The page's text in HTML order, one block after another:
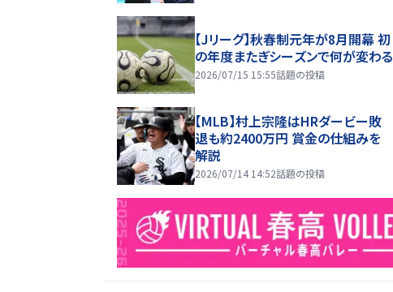
【Jリーグ】秋春制元年が8月開幕 初
の年度またぎシーズンで何が変わる
2026/07/15 15:55話題の投稿
【MLB】村上宗隆はHRダービー敗
退も約2400万円 賞金の仕組みを
解説
2026/07/14 14:52話題の投稿